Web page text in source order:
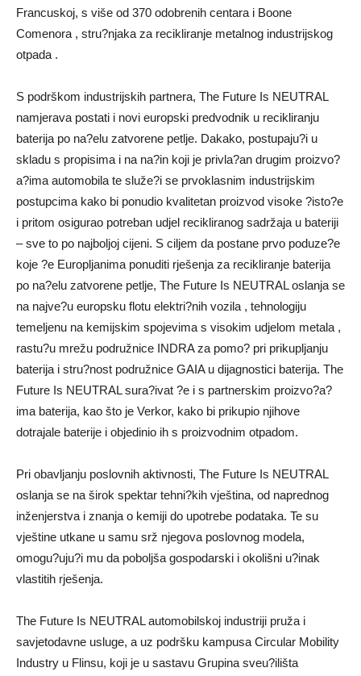
Francuskoj, s više od 370 odobrenih centara i Boone
Comenora , stru?njaka za recikliranje metalnog industrijskog
otpada .
S podrškom industrijskih partnera, The Future Is NEUTRAL
namjerava postati i novi europski predvodnik u recikliranju
baterija po na?elu zatvorene petlje. Dakako, postupaju?i u
skladu s propisima i na na?in koji je privla?an drugim proizvo?
a?ima automobila te služe?i se prvoklasnim industrijskim
postupcima kako bi ponudio kvalitetan proizvod visoke ?isto?e
i pritom osigurao potreban udjel recikliranog sadržaja u bateriji
– sve to po najboljoj cijeni. S ciljem da postane prvo poduze?e
koje ?e Europljanima ponuditi rješenja za recikliranje baterija
po na?elu zatvorene petlje, The Future Is NEUTRAL oslanja se
na najve?u europsku flotu elektri?nih vozila , tehnologiju
temeljenu na kemijskim spojevima s visokim udjelom metala ,
rastu?u mrežu podružnice INDRA za pomo? pri prikupljanju
baterija i stru?nost podružnice GAIA u dijagnostici baterija. The
Future Is NEUTRAL sura?ivat ?e i s partnerskim proizvo?a?
ima baterija, kao što je Verkor, kako bi prikupio njihove
dotrajale baterije i objedinio ih s proizvodnim otpadom.
Pri obavljanju poslovnih aktivnosti, The Future Is NEUTRAL
oslanja se na širok spektar tehni?kih vještina, od naprednog
inženjerstva i znanja o kemiji do upotrebe podataka. Te su
vještine utkane u samu srž njegova poslovnog modela,
omogu?uju?i mu da poboljša gospodarski i okolišni u?inak
vlastitih rješenja.
The Future Is NEUTRAL automobilskoj industriji pruža i
savjetodavne usluge, a uz podršku kampusa Circular Mobility
Industry u Flinsu, koji je u sastavu Grupina sveu?ilišta